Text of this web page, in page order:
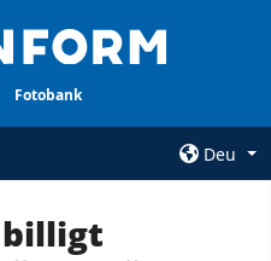
Fotobank
Deu
billigt